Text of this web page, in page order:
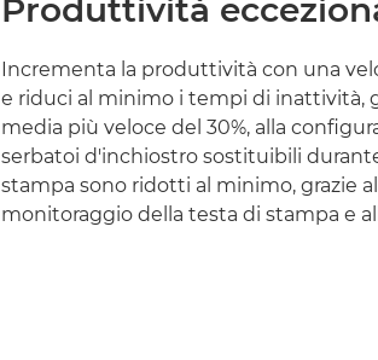
Produttività
Incrementa la produttività con una
e riduci al minimo i tempi di inattività,
media più veloce del 30%, alla
serbatoi d'inchiostro sostituibili
stampa sono ridotti al minimo, grazie
monitoraggio della testa di stampa e